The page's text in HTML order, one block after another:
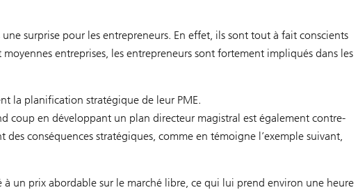
surprise pour les entrepreneurs. En effet, ils sont tout à fait conscients
entreprises, les entrepreneurs sont fortement impliqués dans les
la planification stratégique de leur PME.
coup en développant un plan directeur magistral est également contre-
conséquences stratégiques, comme en témoigne l’exemple suivant,
un prix abordable sur le marché libre, ce qui lui prend environ une heure